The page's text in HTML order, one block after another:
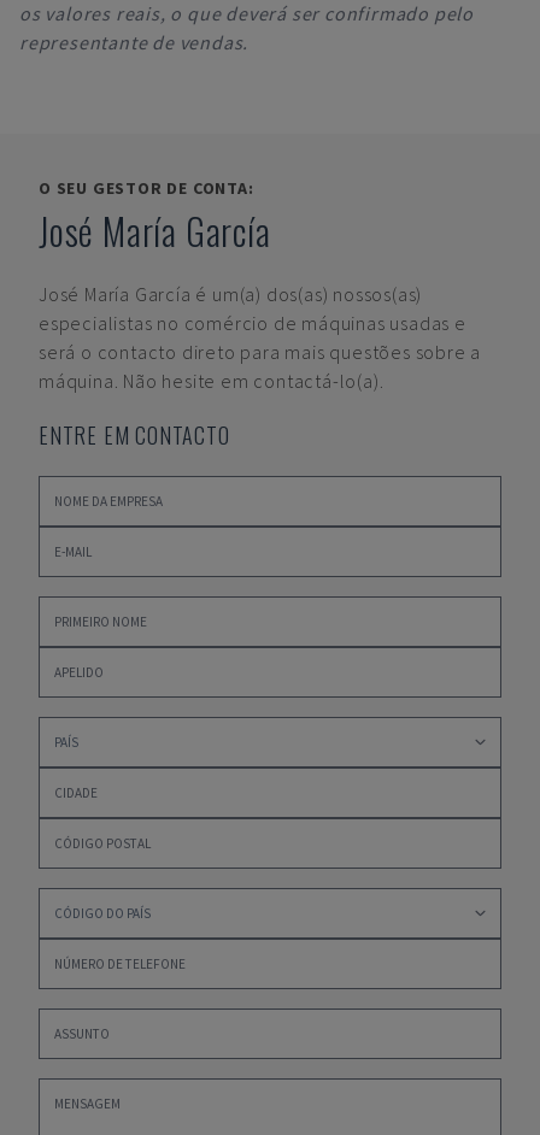
os valores reais, o que deverá ser confirmado pelo
representante de vendas.
O SEU GESTOR DE CONTA:
José María García
José María García é um(a) dos(as) nossos(as)
especialistas no comércio de máquinas usadas e
será o contacto direto para mais questões sobre a
máquina. Não hesite em contactá-lo(a).
ENTRE EM CONTACTO